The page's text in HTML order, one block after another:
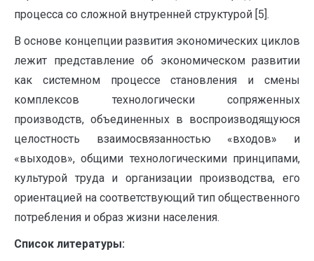
процесса со сложной внутренней структурой [5].
В основе концепции развития экономических циклов
лежит представление об экономическом развитии
как системном процессе становления и смены
комплексов технологически сопряженных
производств, объединенных в воспроизводящуюся
целостность взаимосвязанностью «входов» и
«выходов», общими технологическими принципами,
культурой труда и организации производства, его
ориентацией на соответствующий тип общественного
потребления и образ жизни населения.
Список литературы: